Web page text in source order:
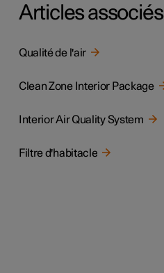
Articles associés
Qualité de l'air
Clean Zone Interior Package
Interior Air Quality System
Filtre d'habitacle